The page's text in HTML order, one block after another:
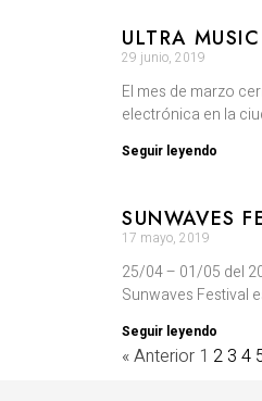
ULTRA
29 junio, 2019
El mes de marzo
electrónica en la
Seguir leyendo
SUNWAVES
17 mayo, 2019
25/04 – 01/05 del
Sunwaves Festival
Seguir leyendo
« Anterior 1 2 3 4